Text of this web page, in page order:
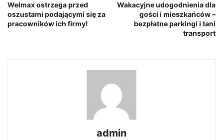
Welmax ostrzega przed
oszustami podającymi się za
pracowników ich firmy!
Wakacyjne udogodnienia dla
gości i mieszkańców –
bezpłatne parkingi i tani
transport
admin